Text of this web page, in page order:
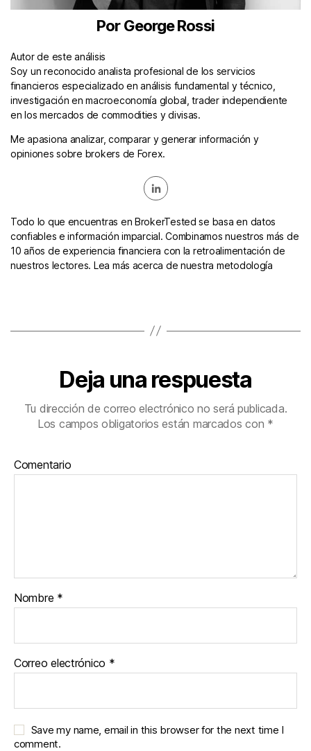
Por George Rossi
Autor de este análisis
Soy un reconocido analista profesional de los servicios
financieros especializado en análisis fundamental y técnico,
investigación en macroeconomía global, trader independiente
en los mercados de commodities y divisas.
Me apasiona analizar, comparar y generar información y
opiniones sobre brokers de Forex.
Todo lo que encuentras en BrokerTested se basa en datos
confiables e información imparcial. Combinamos nuestros más de
10 años de experiencia financiera con la retroalimentación de
nuestros lectores. Lea más acerca de nuestra metodología
Deja una respuesta
Tu dirección de correo electrónico no será publicada.
Los campos obligatorios están marcados con *
Comentario
Nombre *
Correo electrónico *
Save my name, email in this browser for the next time I
comment.